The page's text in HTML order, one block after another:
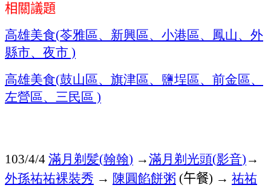
相關議題
高雄美食(苓雅區、新興區、小港區、鳳山、外
縣市、夜市 )
高雄美食(鼓山區、旗津區、鹽埕區、前金區、
左營區、三民區 )
103/4/4 滿月剃髪(翰翰) →滿月剃光頭(影音) →
外孫祐祐裸裝秀 → 陳圓餡餅粥 (午餐) → 祐祐